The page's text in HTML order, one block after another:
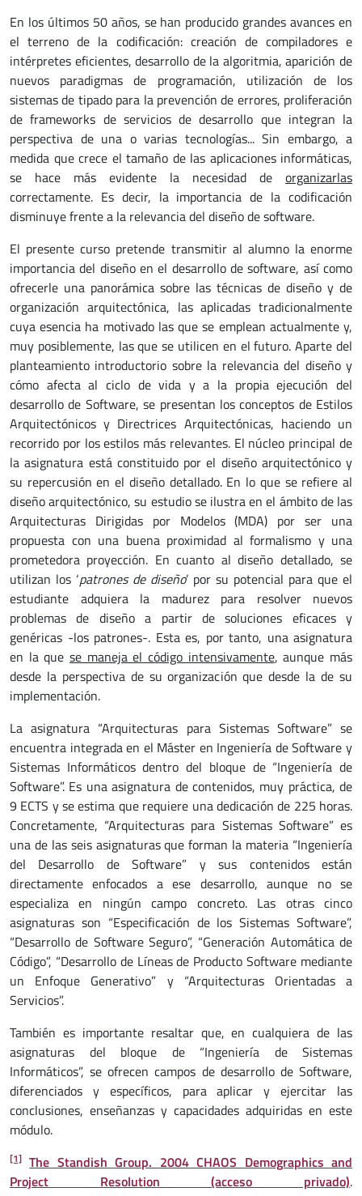
En los últimos 50 años, se han producido grandes avances en
el terreno de la codificación: creación de compiladores e
intérpretes eficientes, desarrollo de la algoritmia, aparición de
nuevos paradigmas de programación, utilización de los
sistemas de tipado para la prevención de errores, proliferación
de frameworks de servicios de desarrollo que integran la
perspectiva de una o varias tecnologías... Sin embargo, a
medida que crece el tamaño de las aplicaciones informáticas,
se hace más evidente la necesidad de organizarlas
correctamente. Es decir, la importancia de la codificación
disminuye frente a la relevancia del diseño de software.
El presente curso pretende transmitir al alumno la enorme
importancia del diseño en el desarrollo de software, así como
ofrecerle una panorámica sobre las técnicas de diseño y de
organización arquitectónica, las aplicadas tradicionalmente
cuya esencia ha motivado las que se emplean actualmente y,
muy posiblemente, las que se utilicen en el futuro. Aparte del
planteamiento introductorio sobre la relevancia del diseño y
cómo afecta al ciclo de vida y a la propia ejecución del
desarrollo de Software, se presentan los conceptos de Estilos
Arquitectónicos y Directrices Arquitectónicas, haciendo un
recorrido por los estilos más relevantes. El núcleo principal de
la asignatura está constituido por el diseño arquitectónico y
su repercusión en el diseño detallado. En lo que se refiere al
diseño arquitectónico, su estudio se ilustra en el ámbito de las
Arquitecturas Dirigidas por Modelos (MDA) por ser una
propuesta con una buena proximidad al formalismo y una
prometedora proyección. En cuanto al diseño detallado, se
utilizan los ‘patrones de diseño’ por su potencial para que el
estudiante adquiera la madurez para resolver nuevos
problemas de diseño a partir de soluciones eficaces y
genéricas -los patrones-. Esta es, por tanto, una asignatura
en la que se maneja el código intensivamente, aunque más
desde la perspectiva de su organización que desde la de su
implementación.
La asignatura “Arquitecturas para Sistemas Software” se
encuentra integrada en el Máster en Ingeniería de Software y
Sistemas Informáticos dentro del bloque de “Ingeniería de
Software”. Es una asignatura de contenidos, muy práctica, de
9 ECTS y se estima que requiere una dedicación de 225 horas.
Concretamente, “Arquitecturas para Sistemas Software” es
una de las seis asignaturas que forman la materia “Ingeniería
del Desarrollo de Software” y sus contenidos están
directamente enfocados a ese desarrollo, aunque no se
especializa en ningún campo concreto. Las otras cinco
asignaturas son “Especificación de los Sistemas Software”,
“Desarrollo de Software Seguro”, “Generación Automática de
Código”, “Desarrollo de Líneas de Producto Software mediante
un Enfoque Generativo” y “Arquitecturas Orientadas a
Servicios”.
También es importante resaltar que, en cualquiera de las
asignaturas del bloque de “Ingeniería de Sistemas
Informáticos”, se ofrecen campos de desarrollo de Software,
diferenciados y específicos, para aplicar y ejercitar las
conclusiones, enseñanzas y capacidades adquiridas en este
módulo.
[1] The Standish Group. 2004 CHAOS Demographics and
Project Resolution (acceso privado).